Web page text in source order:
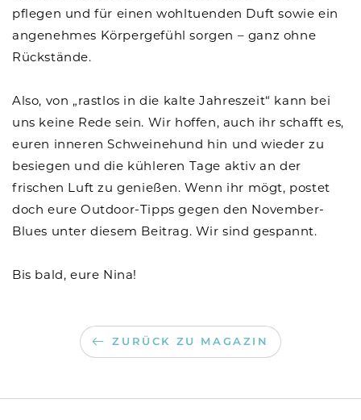
pflegen und für einen wohltuenden Duft sowie ein
angenehmes Körpergefühl sorgen – ganz ohne
Rückstände.
Also, von „rastlos in die kalte Jahreszeit“ kann bei
uns keine Rede sein. Wir hoffen, auch ihr schafft es,
euren inneren Schweinehund hin und wieder zu
besiegen und die kühleren Tage aktiv an der
frischen Luft zu genießen. Wenn ihr mögt, postet
doch eure Outdoor-Tipps gegen den November-
Blues unter diesem Beitrag. Wir sind gespannt.
Bis bald, eure Nina!
ZURÜCK ZU MAGAZIN